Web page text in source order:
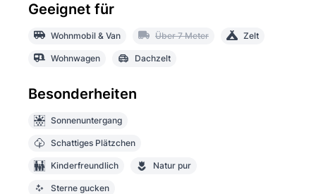
Geeignet für
Wohnmobil & Van Über 7 Meter Zelt
Wohnwagen Dachzelt
Besonderheiten
Sonnenuntergang
Schattiges Plätzchen
Kinderfreundlich Natur pur
Sterne gucken